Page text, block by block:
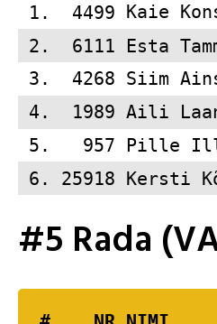
1.  4499
Kaie
2.  6111 Esta
3.  4268 Siim
4.  1989 Aili
5.   957 Pille
6. 25918 Kersti
#5 Rada